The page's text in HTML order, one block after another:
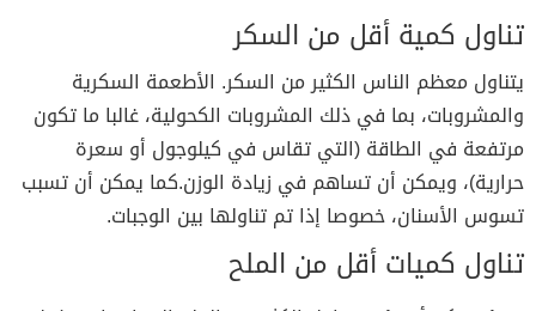
تناول كمية أقل من السكر
يتناول معظم الناس الكثير من السكر. الأطعمة السكرية
والمشروبات، بما في ذلك المشروبات الكحولية، غالبا ما تكون
مرتفعة في الطاقة (التي تقاس في كيلوجول أو سعرة
حرارية)، ويمكن أن تساهم في زيادة الوزن.كما يمكن أن تسبب
تسوس الأسنان، خصوصا إذا تم تناولها بين الوجبات.
تناول كميات أقل من الملح